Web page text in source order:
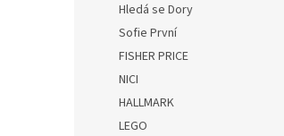
Hledá se Dory
Sofie První
FISHER PRICE
NICI
HALLMARK
LEGO